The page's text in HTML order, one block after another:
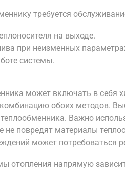
требуется
на выходе.
при неизменных
системы.
может включать в себя
обоих методов.
Важно
не повредят материалы
может потребоваться
отопления напрямую